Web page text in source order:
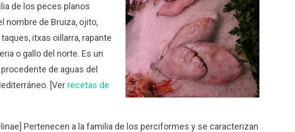
de los peces planos
nombre de Bruiza, ojito,
itxas oillarra, rapante
o gallo del norte. Es un
de aguas del
[Ver recetas de
Pertenecen a la familia de los perciformes y se caracterizan